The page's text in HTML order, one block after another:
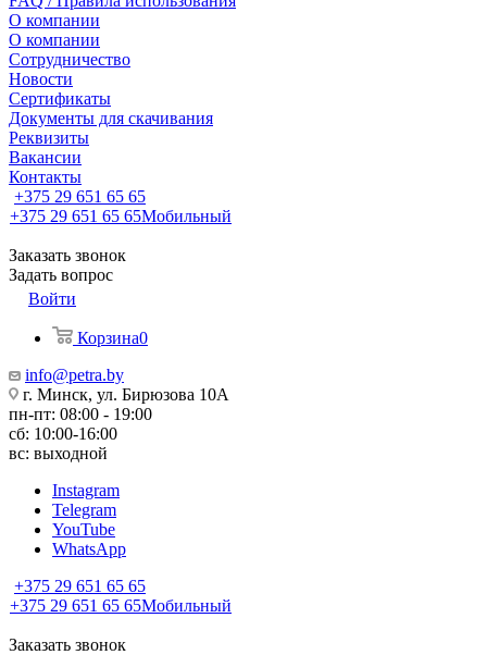
О компании
О компании
Сотрудничество
Новости
Сертификаты
Документы для скачивания
Реквизиты
Вакансии
Контакты
+375 29 651 65 65
+375 29 651 65 65Мобильный
Заказать звонок
Задать вопрос
Войти
Корзина0
info@petra.by
г. Минск, ул. Бирюзова 10А
пн-пт: 08:00 - 19:00
сб: 10:00-16:00
вс: выходной
Instagram
Telegram
YouTube
WhatsApp
+375 29 651 65 65
+375 29 651 65 65Мобильный
Заказать звонок